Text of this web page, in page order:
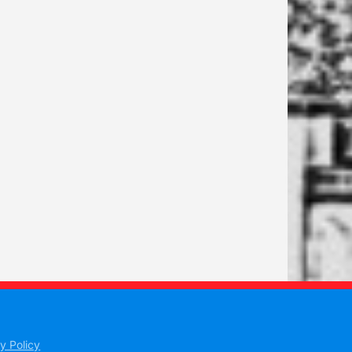
Policy